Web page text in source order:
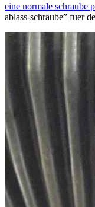
eine normale schraube
ablass-schraube” fuer